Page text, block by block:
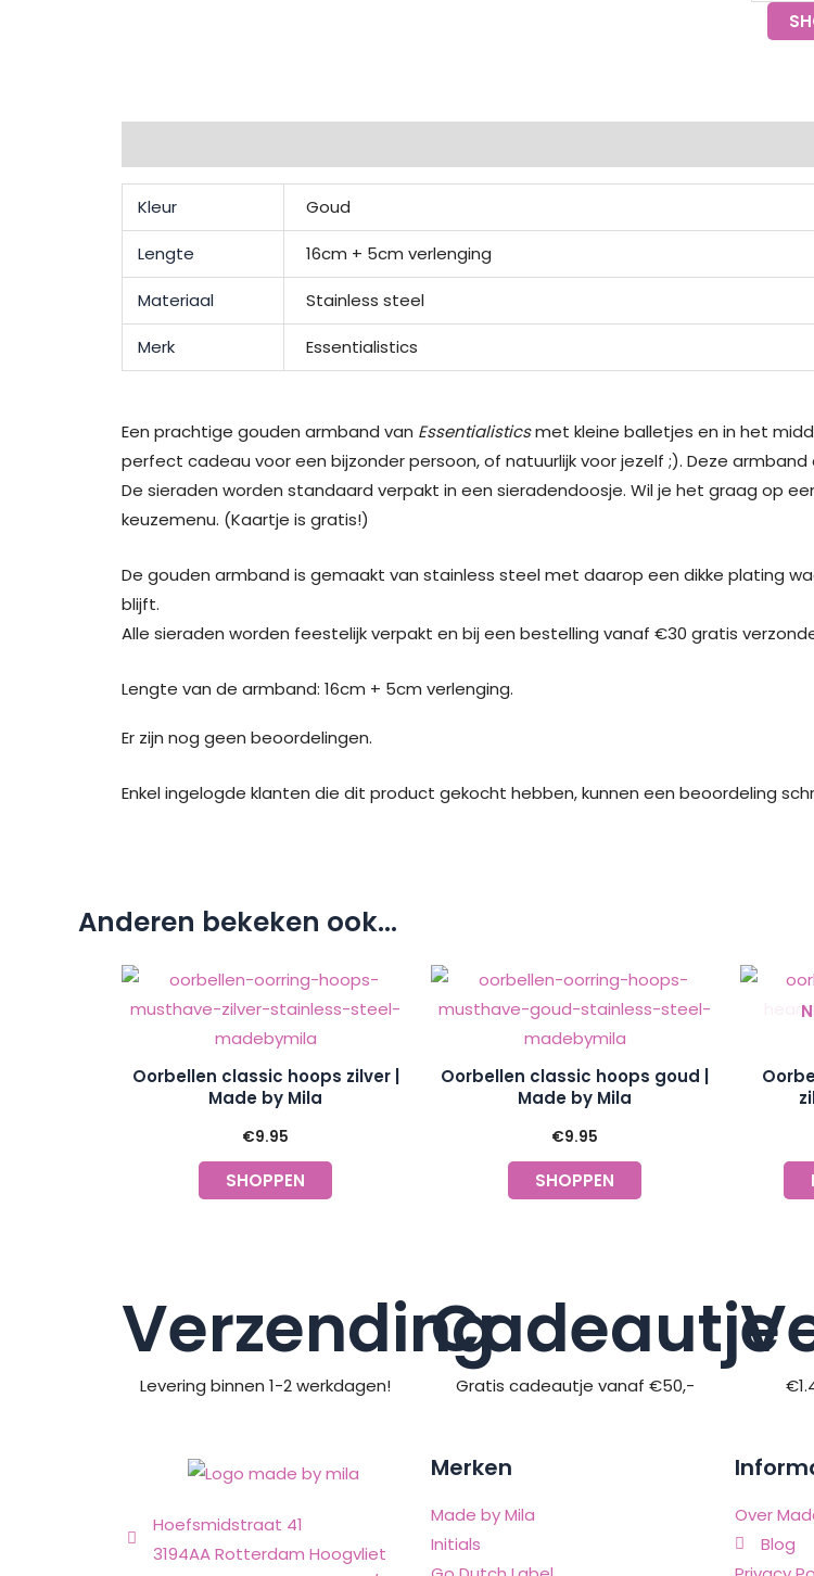
Kleur Goud
Lengte 16cm + 5cm verlenging
Materiaal Stainless steel
Merk Essentialistics
Een prachtige gouden armband van Essentialisticsmet kleine balletjes en in het
perfect cadeau voor een bijzonder persoon, of natuurlijk voor jezelf ;). Deze
De sieraden worden standaard verpakt in een sieradendoosje. Wil je het graag op
keuzemenu. (Kaartje is gratis!)
De gouden armband is gemaakt van stainless steel met daarop een dikke plating
blijft.
Alle sieraden worden feestelijk verpakt en bij een bestelling vanaf €30 gratis
Lengte van de armband: 16cm + 5cm verlenging.
Er zijn nog geen beoordelingen.
Enkel ingelogde klanten die dit product gekocht hebben, kunnen een beoordeling
Anderen bekeken ook...
Oorbellen classic hoops zilver |
Made by Mila
€9.95
SHOPPEN
Oorbellen classic hoops goud |
Made by Mila
€9.95
SHOPPEN
Verzending
Levering binnen 1-2 werkdagen!
Cadeautje
Gratis cadeautje vanaf €50,-
Hoefsmidstraat 41
3194AA Rotterdam Hoogvliet
Merken
Made by Mila
Initials
Over
Blog